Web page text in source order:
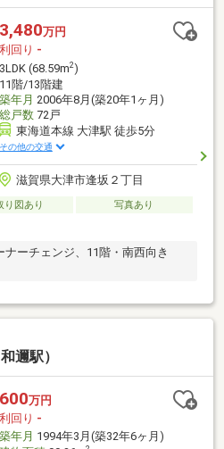
3,480万円
利回り -
3LDK (68.59m2)
11階/13階建
築年月 2006年8月(築20年1ヶ月)
総戸数72戸
東海道本線 大津駅 徒歩5分
その他の交通
滋賀県大津市逢坂２丁目
り図あり
写真あり
ナーチェンジ、11階・南西向き
邇駅）
600万円
利回り -
築年月 1994年3月(築32年6ヶ月)